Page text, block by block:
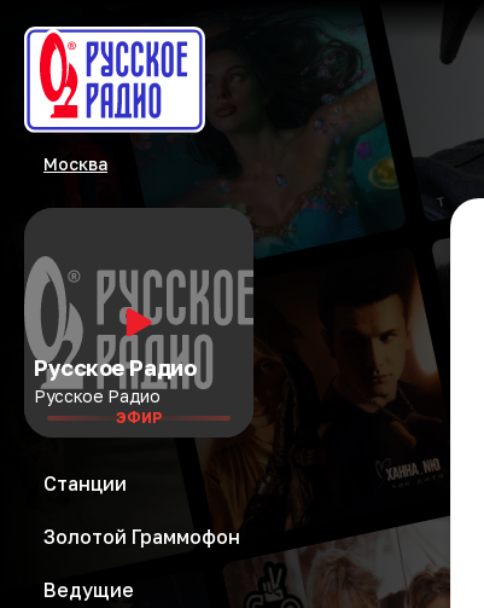
Москва
Русское Радио
Русское Радио
ЭФИР
Станции
Золотой Граммофон
Ведущие